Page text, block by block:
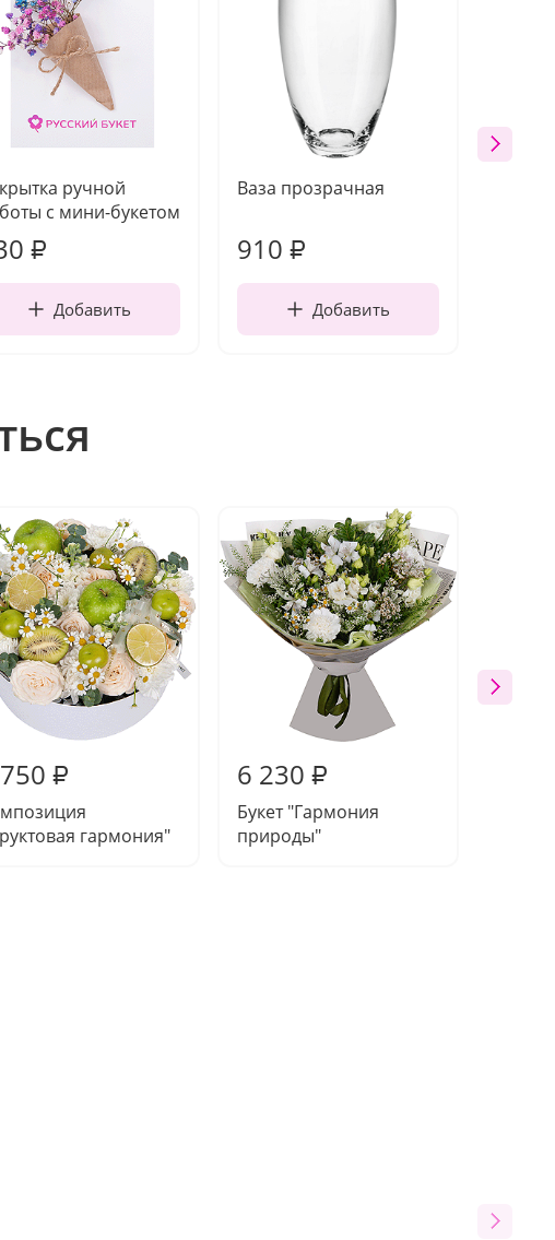
ручной
с мини-букетом
₽
Добавить
Ваза прозрачная
910 ₽
Добавить
₽
гармония"
6 230 ₽
Букет "Гармония
природы"